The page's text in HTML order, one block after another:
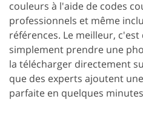
couleurs à l'aide de codes
professionnels et même
références. Le meilleur,
simplement prendre une
la télécharger directement
que des experts ajoutent
parfaite en quelques